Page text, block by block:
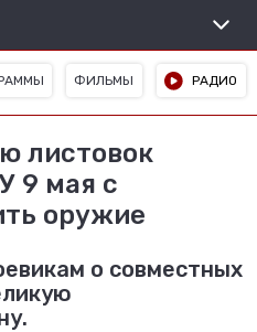
ФИЛЬМЫ РАДИО
листовок
9 мая с
оружие
о совместных